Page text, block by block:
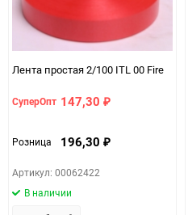
Лента простая 2/100 ITL 00 Fire
СуперОпт 147,30 ₽
Розница 196,30 ₽
Артикул: 00062422
В наличии